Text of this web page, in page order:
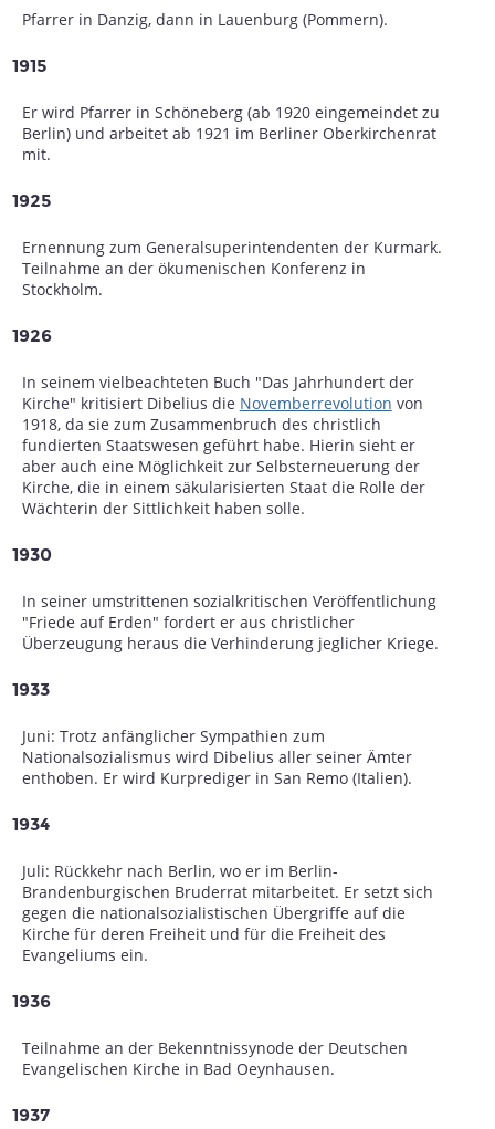
Pfarrer in Danzig, dann in Lauenburg (Pommern).
1915
Er wird Pfarrer in Schöneberg (ab 1920 eingemeindet zu
Berlin) und arbeitet ab 1921 im Berliner Oberkirchenrat
mit.
1925
Ernennung zum Generalsuperintendenten der Kurmark.
Teilnahme an der ökumenischen Konferenz in
Stockholm.
1926
In seinem vielbeachteten Buch "Das Jahrhundert der
Kirche" kritisiert Dibelius die Novemberrevolution von
1918, da sie zum Zusammenbruch des christlich
fundierten Staatswesen geführt habe. Hierin sieht er
aber auch eine Möglichkeit zur Selbsterneuerung der
Kirche, die in einem säkularisierten Staat die Rolle der
Wächterin der Sittlichkeit haben solle.
1930
In seiner umstrittenen sozialkritischen Veröffentlichung
"Friede auf Erden" fordert er aus christlicher
Überzeugung heraus die Verhinderung jeglicher Kriege.
1933
Juni: Trotz anfänglicher Sympathien zum
Nationalsozialismus wird Dibelius aller seiner Ämter
enthoben. Er wird Kurprediger in San Remo (Italien).
1934
Juli: Rückkehr nach Berlin, wo er im Berlin-
Brandenburgischen Bruderrat mitarbeitet. Er setzt sich
gegen die nationalsozialistischen Übergriffe auf die
Kirche für deren Freiheit und für die Freiheit des
Evangeliums ein.
1936
Teilnahme an der Bekenntnissynode der Deutschen
Evangelischen Kirche in Bad Oeynhausen.
1937